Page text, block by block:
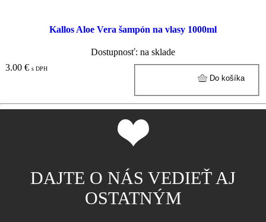
Kallos Aloe Vera šampón na vlasy 1000ml
Dostupnosť: na sklade
3.00 € s DPH
DAJTE O NÁS VEDIEŤ AJ
OSTATNÝM